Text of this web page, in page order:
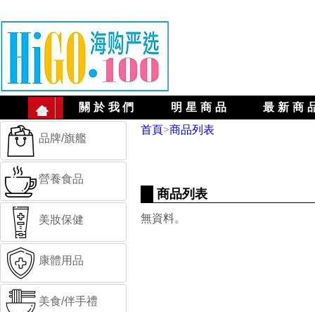
關於我們 明星商品 最新商
品牌/旗艦
營養食品
美妝保健
康體用品
美食/伴手禮
首頁>商品列表
商品列表
無資料。